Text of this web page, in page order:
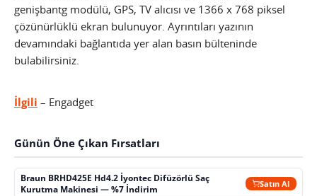
genişbantg modülü, GPS, TV alıcısı ve 1366 x 768 piksel
çözünürlüklü ekran bulunuyor. Ayrıntıları yazının
devamındaki bağlantıda yer alan basın bülteninde
bulabilirsiniz.
İlgili – Engadget
Günün Öne Çıkan Fırsatları
Braun BRHD425E Hd4.2 İyontec Difüzörlü Saç
Kurutma Makinesi — %7 İndirim
Satın Al